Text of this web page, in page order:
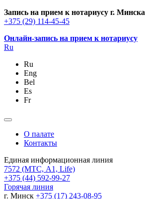
Запись на прием к нотариусу г. Минска
+375 (29) 114-45-45
Онлайн-запись на прием к нотариусу
Ru
Ru
Eng
Bel
Es
Fr
О палате
Контакты
Единая информационная линия
7572 (МТС, A1, Life)
+375 (44) 592-99-27
Горячая линия
г. Минск +375 (17) 243-08-95